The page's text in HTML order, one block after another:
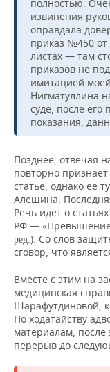
полностью.
извинения
оправдала
приказ №450 от
листах — там
приказов не
имитацией
Нигматуллина
суде, после его
показания,
Позднее, отвечая
повторно
статье, однако ее
Алешина.
Речь идет о
РФ —
ред.). Со слов
сговор, что
Вместе с этим на
медицинская
Шарафутдиновой,
По ходатайству
материалам, после
перерыв до